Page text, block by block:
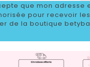
que mon adresse
pour recevoir les
de la boutique